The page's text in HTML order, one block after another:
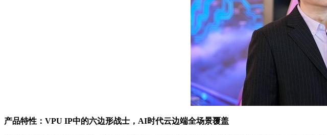
产品特性：VPU IP中的六边形战士，AI时代云边端全场景覆盖